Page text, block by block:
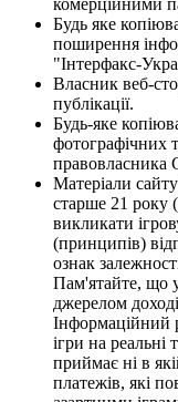
Будь яке
поширення
"Інтерфакс-
Власник веб-
публікації.
Будь-яке
фотографічних
правовласника
Матеріали
старше 21 року
викликати
(принципів)
ознак
Пам'ятайте, що
джерелом
Інформаційний
ігри на реальні
приймає ні в
платежів, які